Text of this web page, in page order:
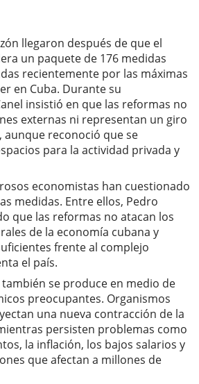
llegaron después de que el
un paquete de 176 medidas
recientemente por las máximas
en Cuba. Durante su
insistió en que las reformas no
externas ni representan un giro
aunque reconoció que se
para la actividad privada y
economistas han cuestionado
medidas. Entre ellos, Pedro
que las reformas no atacan los
de la economía cubana y
frente al complejo
el país.
se produce en medio de
preocupantes. Organismos
una nueva contracción de la
persisten problemas como
la inflación, los bajos salarios y
que afectan a millones de